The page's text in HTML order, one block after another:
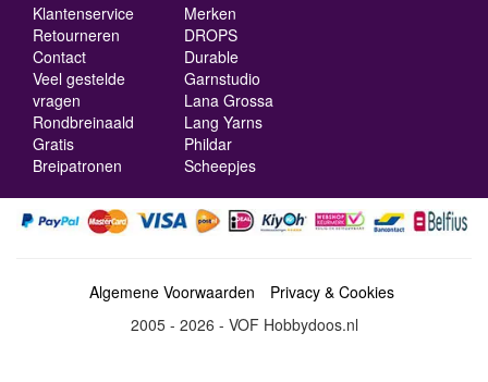
Klantenservice
Retourneren
Contact
Veel gestelde
vragen
Rondbreinaald
Gratis
Breipatronen
Merken
DROPS
Durable
Garnstudio
Lana Grossa
Lang Yarns
Phildar
Scheepjes
Algemene Voorwaarden
Privacy & Cookies
2005 - 2026 - VOF Hobbydoos.nl